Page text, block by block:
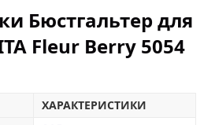
Бюстгальтер для
Fleur Berry 5054
ХАРАКТЕРИСТИКИ